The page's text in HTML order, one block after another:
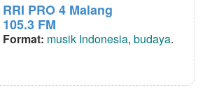
RRI PRO 4 Malang
105.3 FM
Format: musik Indonesia, budaya.